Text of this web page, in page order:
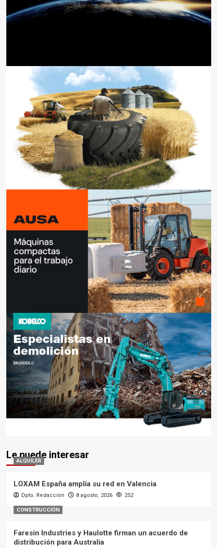
Le puede interesar
ALQUILER
LOXAM España amplía su red en Valencia
Dpto. Redacción 8 agosto, 2026 252
CONSTRUCCIÓN
Faresin Industries y Haulotte firman un acuerdo de
distribución para Australia